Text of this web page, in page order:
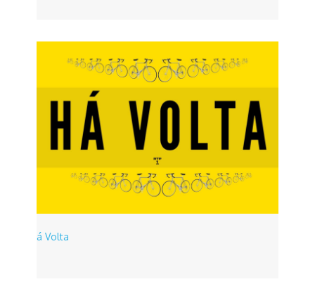
Há Volta